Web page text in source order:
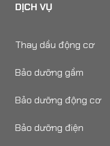
DỊCH VỤ
Thay dầu động cơ
Bảo dưỡng gầm
Bảo dưỡng động cơ
Bảo dưỡng điện